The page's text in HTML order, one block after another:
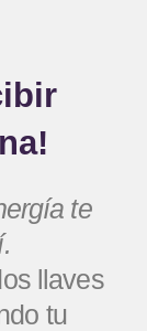
te
llaves
tu